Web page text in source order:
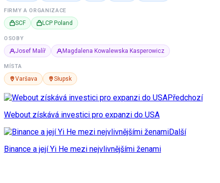
FIRMY A ORGANIZACE
SCF LCP Poland
OSOBY
Josef Malíř Magdalena Kowalewska Kasperowicz
MÍSTA
Varšava Słupsk
Předchozí
Webout získává investici pro expanzi do USA
Další
Binance a její Yi He mezi nejvlivnějšími ženami